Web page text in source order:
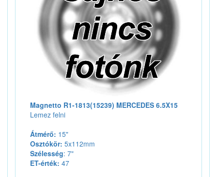
Magnetto R1-1813(15239) MERCEDES 6.5X15
Lemez felni
Átmérő: 15"
Osztókör: 5x112mm
Szélesség: 7"
ET-érték: 47